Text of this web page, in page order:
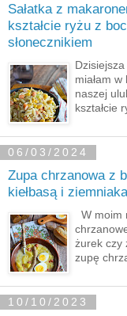
Sałatka z
kształcie ryżu z
słonecznikiem
miałam
naszej
kształcie
06/03/2024
Zupa chrzanowa z
kiełbasą i
W moim
żurek czy
zupę
10/10/2023